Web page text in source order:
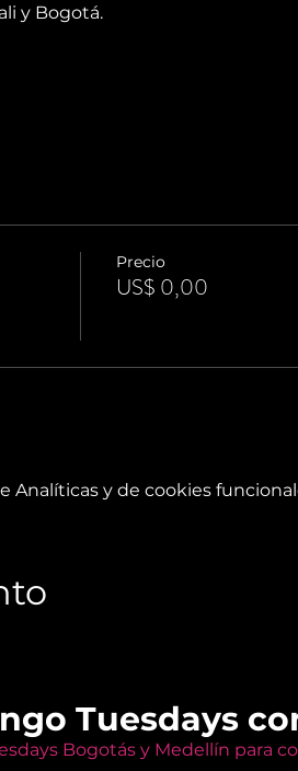
y Bogotá.
Precio
US$ 0,00
Analíticas y de cookies
Tuesdays
Bogotás y Medellín para